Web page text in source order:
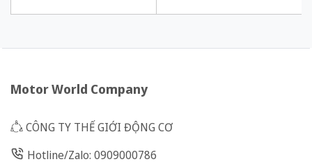
Motor World Company
CÔNG TY THẾ GIỚI ĐỘNG CƠ
Hotline/Zalo: 0909000786